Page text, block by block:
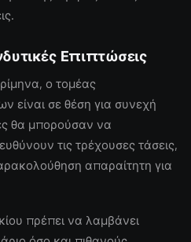
Επιπτώσεις
ο τομέας
είναι σε θέση για συνεχή
θα μπορούσαν να
τις τρέχουσες τάσεις,
απαραίτητη για
πρέπει να λαμβάνει